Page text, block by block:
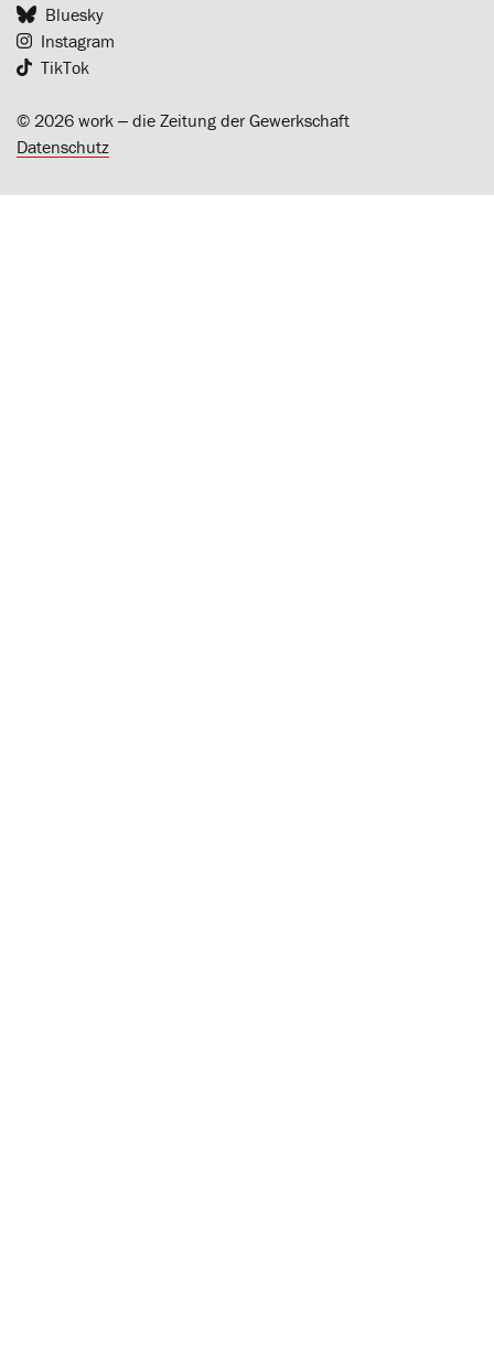
Bluesky
Instagram
TikTok
© 2026 work ‒ die Zeitung der Gewerkschaft
Datenschutz